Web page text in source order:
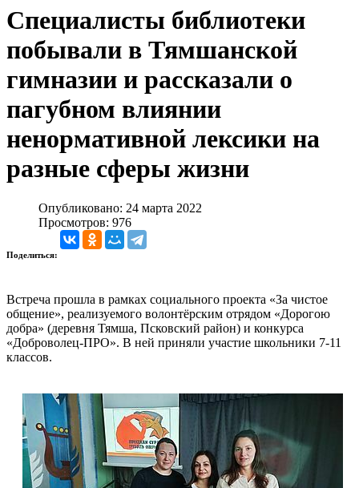
Специалисты библиотеки
побывали в Тямшанской
гимназии и рассказали о
пагубном влиянии
ненормативной лексики на
разные сферы жизни
Опубликовано: 24 марта 2022
Просмотров: 976
Поделиться:
Встреча прошла в рамках социального проекта «За чистое
общение», реализуемого волонтёрским отрядом «Дорогою
добра» (деревня Тямша, Псковский район) и конкурса
«Доброволец-ПРО». В ней приняли участие школьники 7-11
классов.